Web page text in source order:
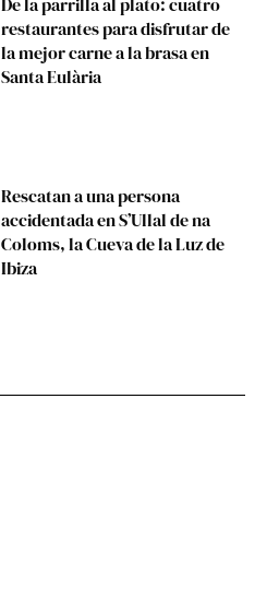
restaurantes para disfrutar de
la mejor carne a la brasa en
Santa Eulària
Rescatan a una persona
accidentada en S’Ullal de na
Coloms, la Cueva de la Luz de
Ibiza